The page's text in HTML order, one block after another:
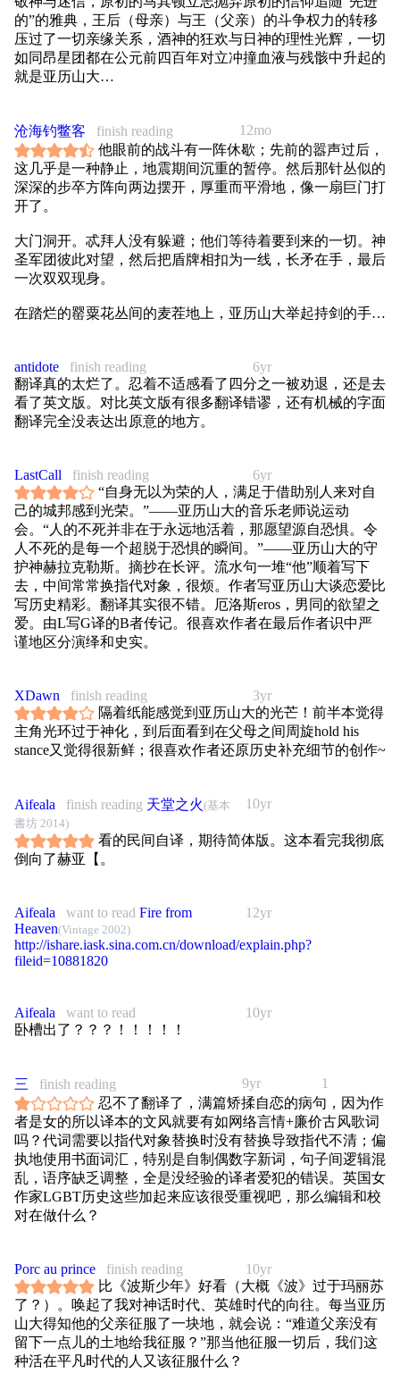
的”的雅典，王后（母亲）与王（父亲）的斗争权力的转移
压过了一切亲缘关系，酒神的狂欢与日神的理性光辉，一切
如同昂星团都在公元前四百年对立冲撞血液与残骸中升起的
就是亚历山大
清晰地感受到玛丽. 瑞瑙特真的是太爱亚历山大了， “玛丽.
瑞瑙特这样谈论起亚历山大大帝，仿佛他是自己的一位故
人。”，非常完美地诠释了作为一个人类个体到底能有多大
的个人魅力与吸引力， “longing performs all things” “有了渴
望什么事情都能实现”这种话这样他说出来才会有人相信
引着所有人的目光，士兵、青年，但是也和名妓一样有朝一
日那些目光消失他也会随之死去“。
然后当然啦这里也有我非常喜欢的狄奥尼索斯崇拜相关内
12mo
沧海钓鳖客
finish reading
他眼前的战斗有一阵休歇；先前的嚣声过后，
这几乎是一种静止，地震期间沉重的暂停。然后那针丛似的
深深的步卒方阵向两边摆开，厚重而平滑地，像一扇巨门打
开了。
大门洞开。忒拜人没有躲避；他们等待着要到来的一切。神
圣军团彼此对望，然后把盾牌相扣为一线，长矛在手，最后
一次双双现身。
在踏烂的罂粟花丛间的麦茬地上，亚历山大举起持剑的手，
那被埃琵克拉特训练过的声音，强健而持久，响彻骑兵浩大
的方阵。他们接上了那战歌；词语在声音的洪波中消失，像
一群俯冲的鹰隼的锐叫般纷杂刺耳。它驱策马匹的力量甚于
马刺。他们还未进入视线，忒拜人已从大地上感到他们的雷
6yr
antidote
finish reading
翻译真的太烂了。忍着不适感看了四分之一被劝退，还是去
看了英文版。对比英文版有很多翻译错谬，还有机械的字面
翻译完全没表达出原意的地方。
6yr
LastCall
finish reading
“自身无以为荣的人，满足于借助别人来对自
己的城邦感到光荣。”——亚历山大的音乐老师说运动
会。“人的不死并非在于永远地活着，那愿望源自恐惧。令
人不死的是每一个超脱于恐惧的瞬间。”——亚历山大的守
护神赫拉克勒斯。摘抄在长评。流水句一堆“他”顺着写下
去，中间常常换指代对象，很烦。作者写亚历山大谈恋爱比
写历史精彩。翻译其实很不错。厄洛斯eros，男同的欲望之
爱。由L写G译的B者传记。很喜欢作者在最后作者识中严
谨地区分演绎和史实。
3yr
XDawn
finish reading
隔着纸能感觉到亚历山大的光芒！前半本觉得
主角光环过于神化，到后面看到在父母之间周旋hold his
stance又觉得很新鲜；很喜欢作者还原历史补充细节的创作~
10yr
Aifeala finish reading 天堂之火(基本
書坊 2014)
看的民间自译，期待简体版。这本看完我彻底
倒向了赫亚【。
12yr
Aifeala want to read Fire from
Heaven(Vintage 2002)
http://ishare.iask.sina.com.cn/download/explain.php?
fileid=10881820
10yr
Aifeala
want to read
卧槽出了？？？！！！！！
9yr 1
三
finish reading
忍不了翻译了，满篇矫揉自恋的病句，因为作
者是女的所以译本的文风就要有如网络言情+廉价古风歌词
吗？代词需要以指代对象替换时没有替换导致指代不清；偏
执地使用书面词汇，特别是自制偶数字新词，句子间逻辑混
乱，语序缺乏调整，全是没经验的译者爱犯的错误。英国女
作家LGBT历史这些加起来应该很受重视吧，那么编辑和校
对在做什么？
10yr
Porc au prince
finish reading
比《波斯少年》好看（大概《波》过于玛丽苏
了？）。唤起了我对神话时代、英雄时代的向往。每当亚历
山大得知他的父亲征服了一块地，就会说：“难道父亲没有
留下一点儿的土地给我征服？”那当他征服一切后，我们这
种活在平凡时代的人又该征服什么？